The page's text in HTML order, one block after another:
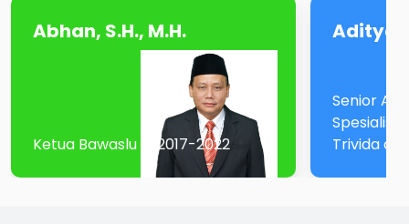
Abhan, S.H., M.H.
Ketua Bawaslu RI 2017-2022
Aditya
Senior
Spesialis
Trivida at